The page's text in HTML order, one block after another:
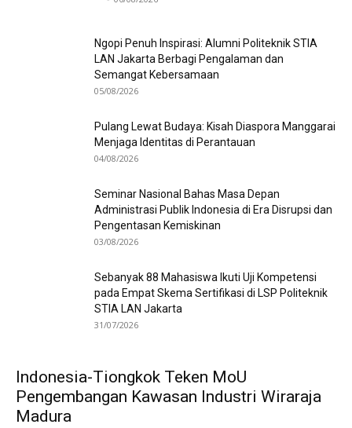
Ngopi Penuh Inspirasi: Alumni Politeknik STIA
LAN Jakarta Berbagi Pengalaman dan
Semangat Kebersamaan
05/08/2026
Pulang Lewat Budaya: Kisah Diaspora Manggarai
Menjaga Identitas di Perantauan
04/08/2026
Seminar Nasional Bahas Masa Depan
Administrasi Publik Indonesia di Era Disrupsi dan
Pengentasan Kemiskinan
03/08/2026
Sebanyak 88 Mahasiswa Ikuti Uji Kompetensi
pada Empat Skema Sertifikasi di LSP Politeknik
STIA LAN Jakarta
31/07/2026
Indonesia-Tiongkok Teken MoU
Pengembangan Kawasan Industri Wiraraja
Madura